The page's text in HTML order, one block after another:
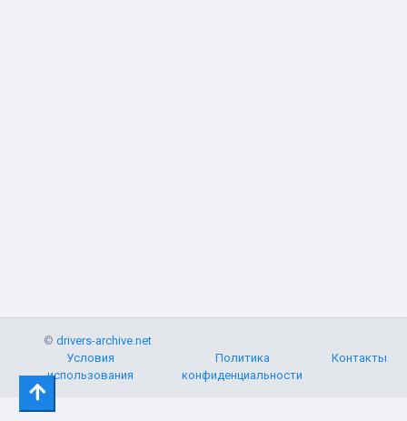
©drivers-archive.net
Условия
использования
Политика
конфиденциальности
Контакты